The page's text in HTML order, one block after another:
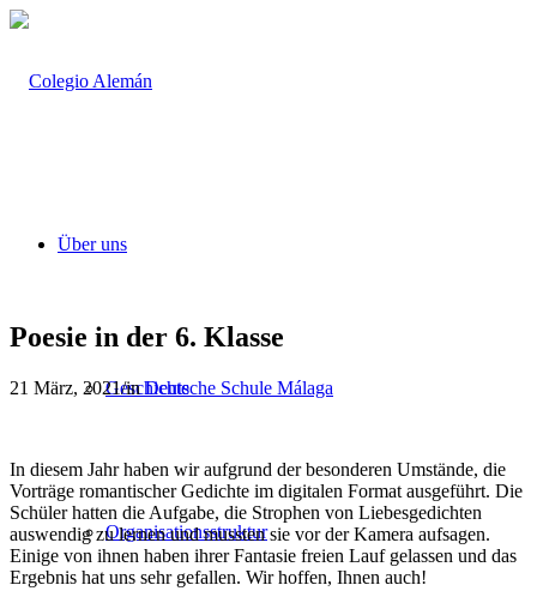
Über uns
Geschichte
Organisationsstruktur
Poesie in der 6. Klasse
21 März, 2021/inDeutsche Schule Málaga
In diesem Jahr haben wir aufgrund der besonderen Umstände, die
Vorträge romantischer Gedichte im digitalen Format ausgeführt. Die
Schüler hatten die Aufgabe, die Strophen von Liebesgedichten
auswendig zu lernen und mussten sie vor der Kamera aufsagen.
Einige von ihnen haben ihrer Fantasie freien Lauf gelassen und das
Ergebnis hat uns sehr gefallen. Wir hoffen, Ihnen auch!